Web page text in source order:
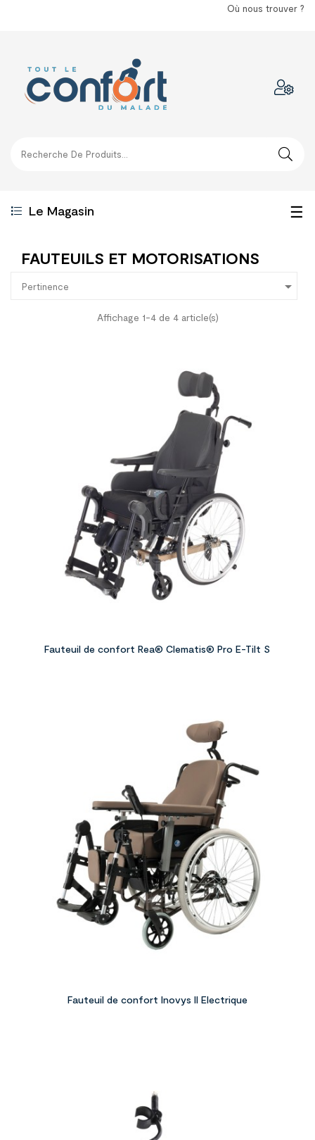
Où nous trouver ?
Le Magasin ☰
FAUTEUILS ET MOTORISATIONS
Pertinence 
Affichage 1-4 de 4 article(s)
Fauteuil de confort Rea® Clematis® Pro E-Tilt S
Fauteuil de confort Inovys II Electrique